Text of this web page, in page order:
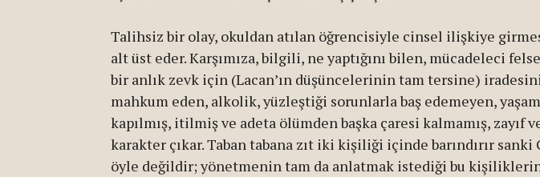
Talihsiz bir olay, okuldan atılan öğrencisiyle cinsel ilişkiye
alt üst eder. Karşımıza, bilgili, ne yaptığını bilen, mücadeleci
bir anlık zevk için (Lacan’ın düşüncelerinin tam tersine)
mahkum eden, alkolik, yüzleştiği sorunlarla baş edemeyen,
kapılmış, itilmiş ve adeta ölümden başka çaresi kalmamış, zayıf
karakter çıkar. Taban tabana zıt iki kişiliği içinde barındırır sanki
öyle değildir; yönetmenin tam da anlatmak istediği bu